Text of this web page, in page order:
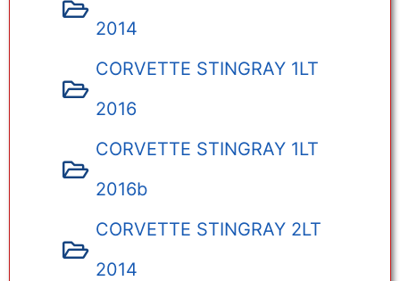
2014
CORVETTE STINGRAY 1LT
2016
CORVETTE STINGRAY 1LT
2016b
CORVETTE STINGRAY 2LT
2014